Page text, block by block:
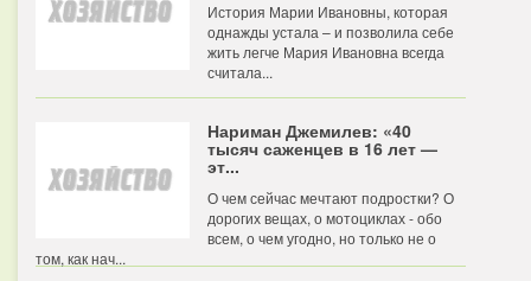
История Марии Ивановны, которая
однажды устала – и позволила себе
жить легче Мария Ивановна всегда
считала...
Нариман Джемилев: «40
тысяч саженцев в 16 лет —
эт...
О чем сейчас мечтают подростки? О
дорогих вещах, о мотоциклах - обо
всем, о чем угодно, но только не о
том, как нач...